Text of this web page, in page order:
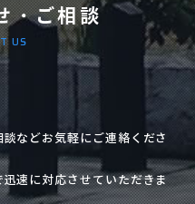
・ご相談
US
などお気軽にご連絡くださ
速に対応させていただきま